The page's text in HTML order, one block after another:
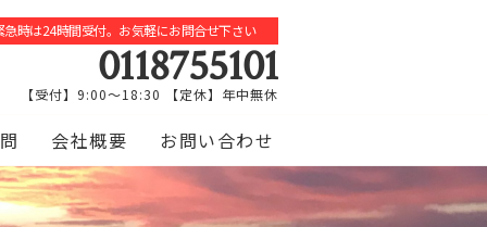
急時は24時間受付。お気軽にお問合せ下さい
0118755101
【受付】9:00～18:30 【定休】年中無休
会社概要 お問い合わせ